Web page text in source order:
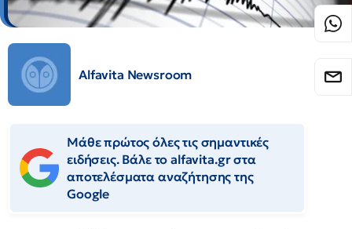
Alfavita Newsroom
Μάθε πρώτος όλες τις σημαντικές
ειδήσεις. Βάλε το alfavita.gr στα
αποτελέσματα αναζήτησης της
Google